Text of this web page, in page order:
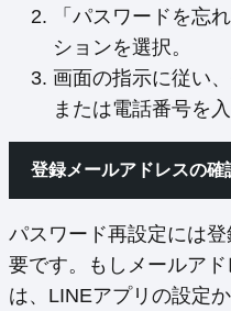
「パスワードを忘
ションを選択。
画面の指示に従い
または電話番号を入
登録メールアドレスの確
パスワード再設定には
要です。もしメールア
は、LINEアプリの設定